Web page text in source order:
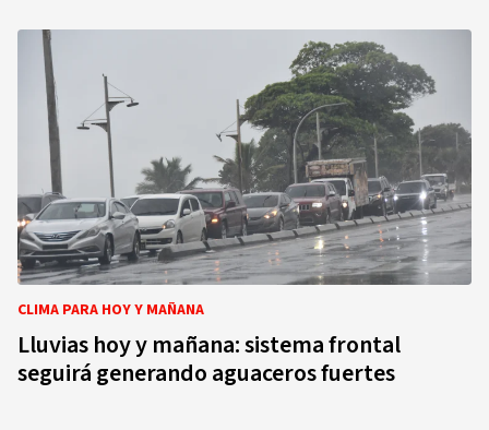
CLIMA PARA HOY Y MAÑANA
Lluvias hoy y mañana: sistema frontal
seguirá generando aguaceros fuertes